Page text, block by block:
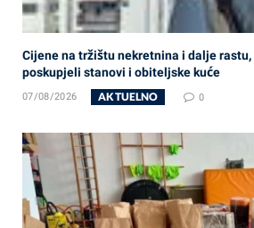
Cijene na tržištu nekretnina i dalje
poskupjeli stanovi i obiteljske kuće
07/08/2026 AKTUELNO 0